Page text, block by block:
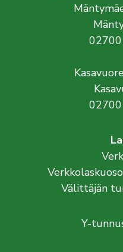
02700
02700
Välittäjän
Y-